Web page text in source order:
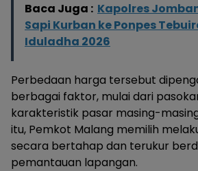
Baca Juga : Kapolres
Sapi Kurban ke Ponpes
Iduladha 2026
Perbedaan harga tersebut
berbagai faktor, mulai dari
karakteristik pasar masing-
itu, Pemkot Malang memilih
secara bertahap dan terukur
pemantauan lapangan.